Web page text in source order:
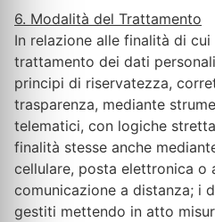
6. Modalità del Trattamento
In relazione alle finalità di
trattamento dei dati
principi di riservatezza,
trasparenza, mediante
telematici, con logiche
finalità stesse anche
cellulare, posta elettronica o
comunicazione a distanza; i
gestiti mettendo in atto